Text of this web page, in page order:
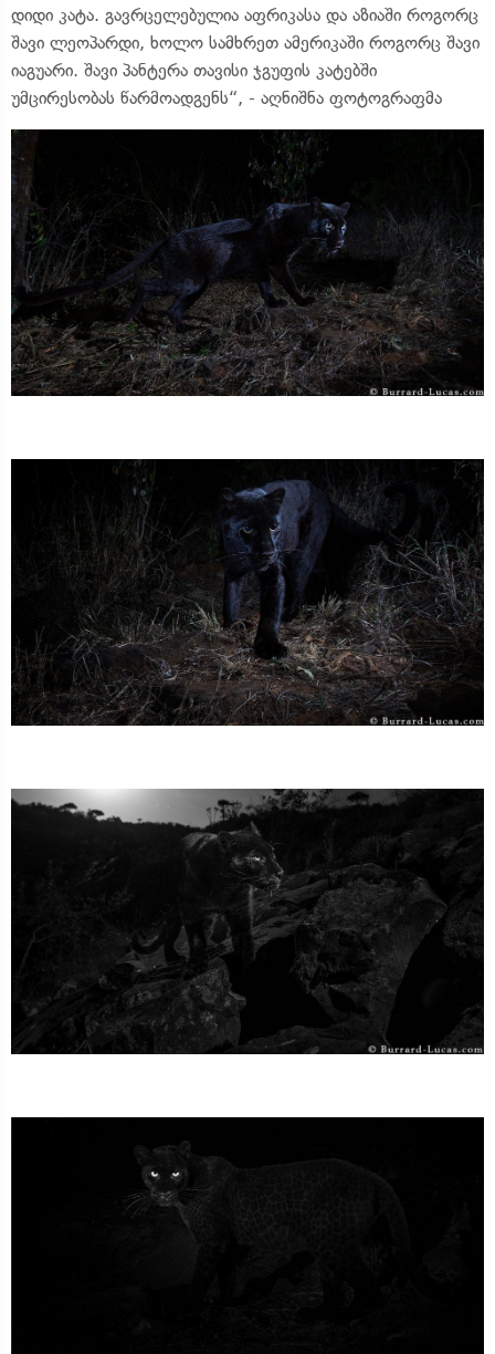
დიდი კატა. გავრცელებულია აფრიკასა და აზიაში როგორც
შავი ლეოპარდი, ხოლო სამხრეთ ამერიკაში როგორც შავი
იაგუარი. შავი პანტერა თავისი ჯგუფის კატებში
უმცირესობას წარმოადგენს“, - აღნიშნა ფოტოგრაფმა